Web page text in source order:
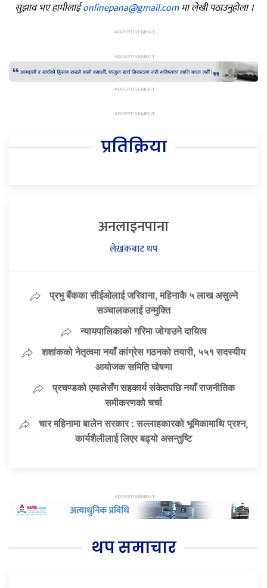
सुझाव भए हामीलाईonlinepana@gmail.comमा लेखी पठाउनुहोला ।
प्रतिक्रिया
अनलाइनपाना
लेखकबाट थप
प्रभु बैंकका सीईओलाई जरिवाना, महिनाकै ५ लाख असुल्ने
सञ्चालकलाई उन्मुक्ति
न्यायपालिकाको गरिमा जोगाउने दायित्व
शशांकको नेतृत्वमा नयाँ कांग्रेस गठनको तयारी, ५५१ सदस्यीय
आयोजक समिति घोषणा
प्रचण्डको एमालेसँग सहकार्य संकेतपछि नयाँ राजनीतिक
समीकरणको चर्चा
चार महिनामा बालेन सरकार : सल्लाहकारको भूमिकामाथि प्रश्न,
कार्यशैलीलाई लिएर बढ्यो असन्तुष्टि
थप समाचार